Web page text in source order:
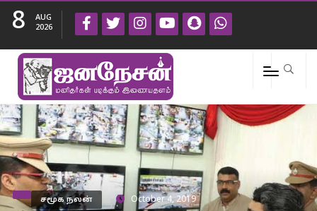
8
AUG
2026
சமூக நலன் October 4, 2019